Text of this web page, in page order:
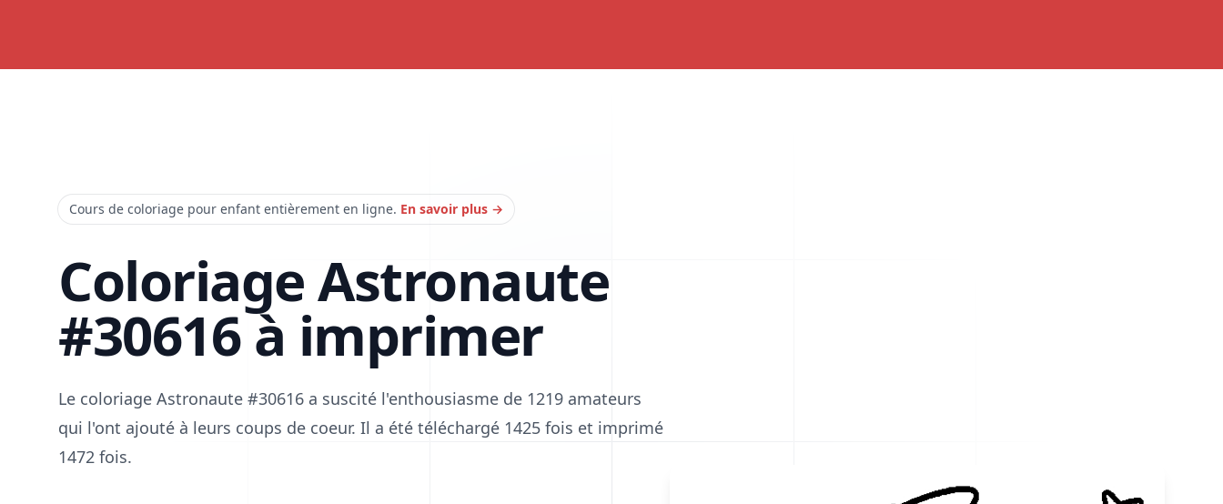
Cours de coloriage pour enfant entièrement en ligne. En savoir plus →
Coloriage Astronaute
#30616 à imprimer
Le coloriage Astronaute #30616 a suscité l'enthousiasme de 1219 amateurs
qui l'ont ajouté à leurs coups de coeur. Il a été téléchargé 1425 fois et imprimé
1472 fois.